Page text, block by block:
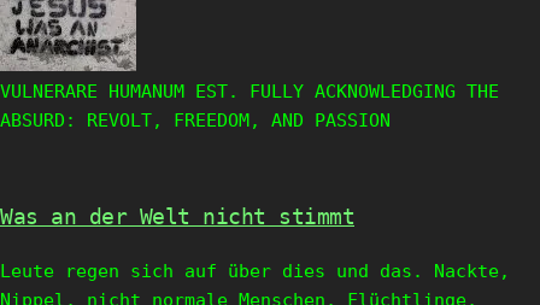
VULNERARE HUMANUM EST. FULLY ACKNOWLEDGING THE
ABSURD: REVOLT, FREEDOM, AND PASSION
Was an der Welt nicht stimmt
Leute regen sich auf über dies und das. Nackte,
Nippel, nicht normale Menschen, Flüchtlinge,